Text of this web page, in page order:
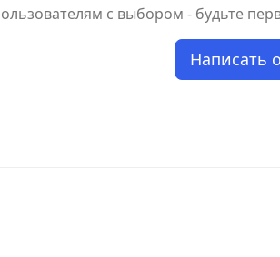
с выбором - будьте
Написать